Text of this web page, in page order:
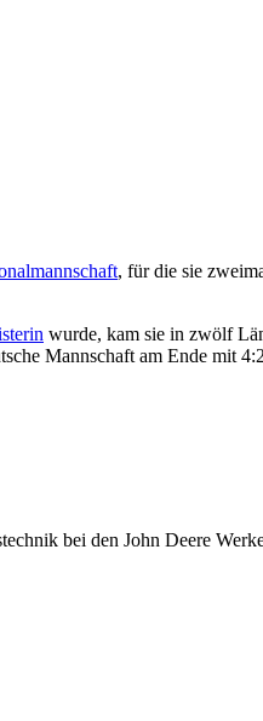
, für die sie
wurde, kam sie in zwölf
Mannschaft am Ende mit
bei den John Deere